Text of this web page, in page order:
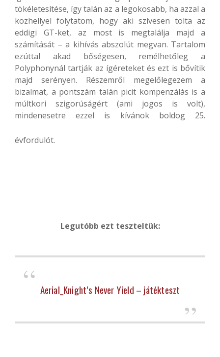
tökéletesítése, így talán az a legokosabb, ha azzal a
közhellyel folytatom, hogy aki szívesen tolta az
eddigi GT-ket, az most is megtalálja majd a
számítását – a kihívás abszolút megvan. Tartalom
ezúttal akad bőségesen, remélhetőleg a
Polyphonynál tartják az ígéreteket és ezt is bővítik
majd serényen. Részemről megelőlegezem a
bizalmat, a pontszám talán picit kompenzálás is a
múltkori szigorúságért (ami jogos is volt),
mindenesetre ezzel is kívánok boldog 25.
évfordulót.
Legutóbb ezt teszteltük:
Aerial_Knight’s Never Yield – játékteszt